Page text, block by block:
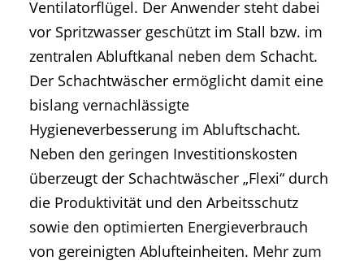
Ventilatorflügel. Der Anwender steht dabei
vor Spritzwasser geschützt im Stall bzw. im
zentralen Abluftkanal neben dem Schacht.
Der Schachtwäscher ermöglicht damit eine
bislang vernachlässigte
Hygieneverbesserung im Abluftschacht.
Neben den geringen Investitionskosten
überzeugt der Schachtwäscher „Flexi“ durch
die Produktivität und den Arbeitsschutz
sowie den optimierten Energieverbrauch
von gereinigten Ablufteinheiten. Mehr zum